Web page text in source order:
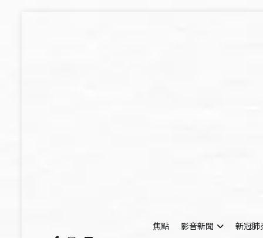
焦點 影音新聞 新冠肺